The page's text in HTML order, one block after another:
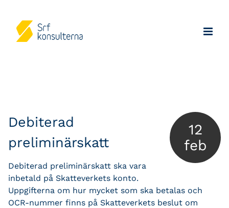
12
feb
Debiterad
preliminärskatt
Debiterad preliminärskatt ska vara
inbetald på Skatteverkets konto.
Uppgifterna om hur mycket som ska betalas och
OCR-nummer finns på Skatteverkets beslut om